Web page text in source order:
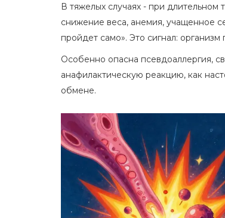
В тяжелых случаях - при длительном
снижение веса, анемия, учащенное
пройдет само». Это сигнал: организм
Особенно опасна псевдоаллергия,
анафилактическую реакцию, как
обмене.